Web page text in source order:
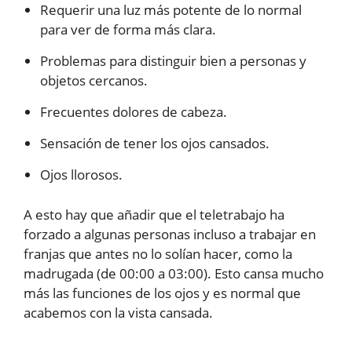
Requerir una luz más potente de lo normal
para ver de forma más clara.
Problemas para distinguir bien a personas y
objetos cercanos.
Frecuentes dolores de cabeza.
Sensación de tener los ojos cansados.
Ojos llorosos.
A esto hay que añadir que el teletrabajo ha
forzado a algunas personas incluso a trabajar en
franjas que antes no lo solían hacer, como la
madrugada (de 00:00 a 03:00). Esto cansa mucho
más las funciones de los ojos y es normal que
acabemos con la vista cansada.